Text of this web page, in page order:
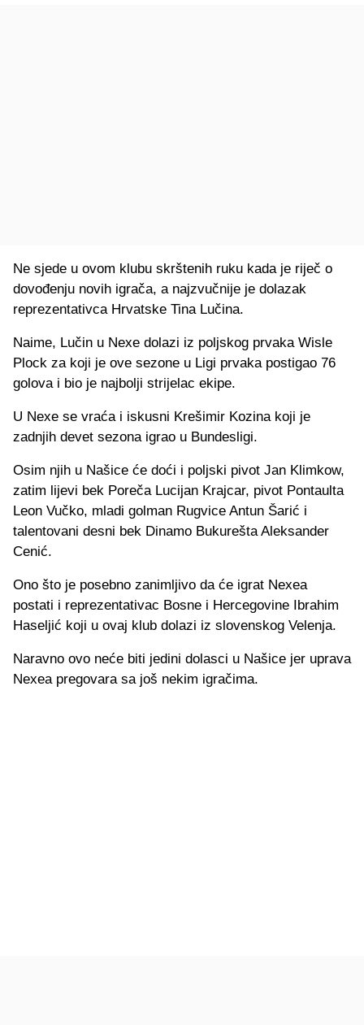
Ne sjede u ovom klubu skrštenih ruku kada je riječ o
dovođenju novih igrača, a najzvučnije je dolazak
reprezentativca Hrvatske Tina Lučina.
Naime, Lučin u Nexe dolazi iz poljskog prvaka Wisle
Plock za koji je ove sezone u Ligi prvaka postigao 76
golova i bio je najbolji strijelac ekipe.
U Nexe se vraća i iskusni Krešimir Kozina koji je
zadnjih devet sezona igrao u Bundesligi.
Osim njih u Našice će doći i poljski pivot Jan Klimkow,
zatim lijevi bek Poreča Lucijan Krajcar, pivot Pontaulta
Leon Vučko, mladi golman Rugvice Antun Šarić i
talentovani desni bek Dinamo Bukurešta Aleksander
Cenić.
Ono što je posebno zanimljivo da će igrat Nexea
postati i reprezentativac Bosne i Hercegovine Ibrahim
Haseljić koji u ovaj klub dolazi iz slovenskog Velenja.
Naravno ovo neće biti jedini dolasci u Našice jer uprava
Nexea pregovara sa još nekim igračima.